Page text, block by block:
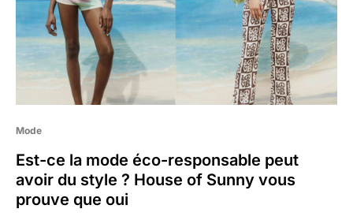
Mode
Est-ce la mode éco-responsable peut
avoir du style ? House of Sunny vous
prouve que oui